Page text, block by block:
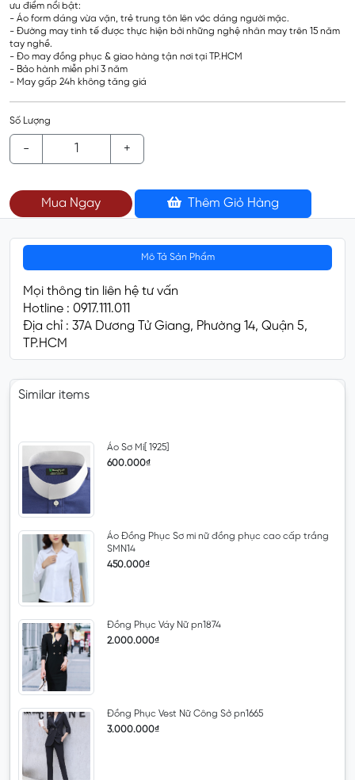
ưu điểm nổi bật:
- Áo form dáng vừa vặn, trẻ trung tôn lên vóc dáng người mặc.
- Đường may tinh tế được thực hiện bởi những nghệ nhân may trên 15 năm
tay nghề.
- Đo may đồng phục & giao hàng tận nơi tại TP.HCM
- Bảo hành miễn phí 3 năm
- May gấp 24h không tăng giá
Số Lượng
- +
Mua Ngay Thêm Giỏ Hàng
Mô Tả Sản Phẩm
Mọi thông tin liên hệ tư vấn
Hotline : 0917.111.011
Địa chỉ : 37A Dương Tử Giang, Phường 14, Quận 5,
TP.HCM
Similar items
Áo Sơ Mi[ 1925]
600.000₫
Áo Đồng Phục Sơ mi nữ đồng phục cao cấp trắng
SMN14
450.000₫
Đồng Phục Váy Nữ pn1874
2.000.000₫
Đồng Phục Vest Nữ Công Sở pn1665
3.000.000₫